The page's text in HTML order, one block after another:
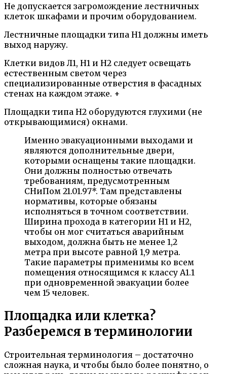
Не допускается загромождение лестничных
клеток шкафами и прочим оборудованием.
Лестничные площадки типа Н1 должны иметь
выход наружу.
Клетки видов Л1, Н1 и Н2 следует освещать
естественным светом через
специализированные отверстия в фасадных
стенах на каждом этаже. +
Площадки типа Н2 оборудуются глухими (не
открывающимися) окнами.
Именно эвакуационными выходами и
являются дополнительные двери,
которыми оснащены такие площадки.
Они должны полностью отвечать
требованиям, предусмотренным
СНиПом 21.01.97*. Там представлены
нормативы, которые обязаны
исполняться в точном соответствии.
Ширина прохода в категории Н1 и Н2,
чтобы он мог считаться аварийным
выходом, должна быть не менее 1,2
метра при высоте равной 1,9 метра.
Такие параметры применимы ко всем
помещения относящимся к классу А1.1
при одновременной эвакуации более
чем 15 человек.
Площадка или клетка?
Разберемся в терминологии
Строительная терминология – достаточно
сложная наука, и чтобы было более понятно, о